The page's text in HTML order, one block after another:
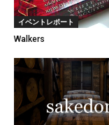
イベントレポート
Walkers